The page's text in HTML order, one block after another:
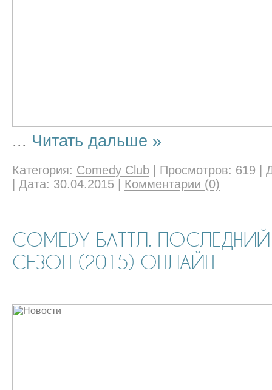
... Читать дальше »
Категория: Comedy Club Просмотров: 619
Дата: 30.04.2015 Комментарии (0)
COMEDY БАТТЛ.
СЕЗОН (2015) ОНЛАЙН